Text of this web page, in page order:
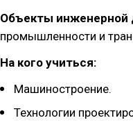
Объекты инженерной
промышленности и
На кого учиться:
Машиностроение.
Технологии